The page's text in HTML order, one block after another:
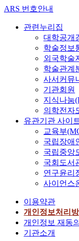
ARS 번호안내
관련누리집
대학공개
학술정보
외국학술
학술관계
사서커뮤
기관회원
지식나눔
의학전자
유관기관 사이
교육부
국립장애
국립중앙
국회도서
연구윤리
사이언스
이용약관
개인정보처리
개인정보 재동의
기관소개